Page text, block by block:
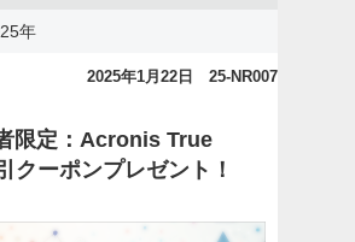
年
2025年1月22日 25-NR007
限定：Acronis True
クーポンプレゼント！